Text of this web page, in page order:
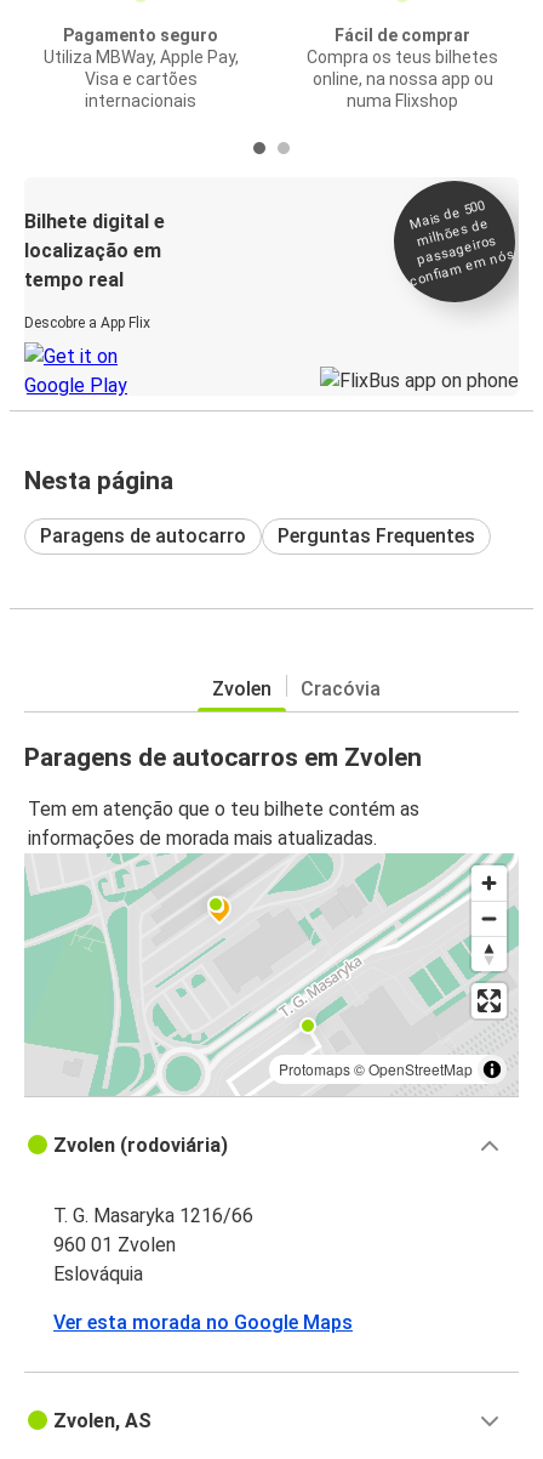
Pagamento seguro
Utiliza MBWay, Apple Pay,
Visa e cartões
internacionais
Fácil de comprar
Compra os teus bilhetes
online, na nossa app ou
numa Flixshop
Bilhete digital e
localização em
tempo real
Descobre a App Flix
Mais de 500
milhões de
passageiros
confia
m e
m nós
Nesta página
Paragens de autocarro Perguntas Frequentes
Zvolen Cracóvia
Paragens de autocarros em Zvolen
Tem em atenção que o teu bilhete contém as
informações de morada mais atualizadas.
Protomaps©OpenStreetMap
Zvolen (rodoviária)
T. G. Masaryka 1216/66
960 01 Zvolen
Eslováquia
Ver esta morada no Google Maps
Zvolen, AS